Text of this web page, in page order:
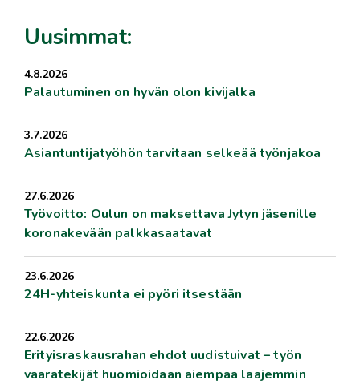
Uusimmat:
4.8.2026
Palautuminen on hyvän olon kivijalka
3.7.2026
Asiantuntijatyöhön tarvitaan selkeää työnjakoa
27.6.2026
Työvoitto: Oulun on maksettava Jytyn jäsenille
koronakevään palkkasaatavat
23.6.2026
24H-yhteiskunta ei pyöri itsestään
22.6.2026
Erityisraskausrahan ehdot uudistuivat – työn
vaaratekijät huomioidaan aiempaa laajemmin